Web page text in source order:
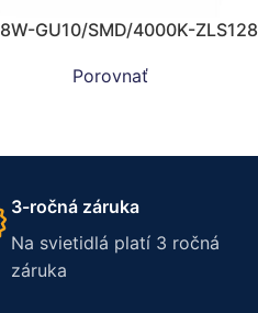
GU10/SMD/4000K-ZLS128
Porovnať
3-ročná záruka
Na svietidlá platí 3 ročná
záruka